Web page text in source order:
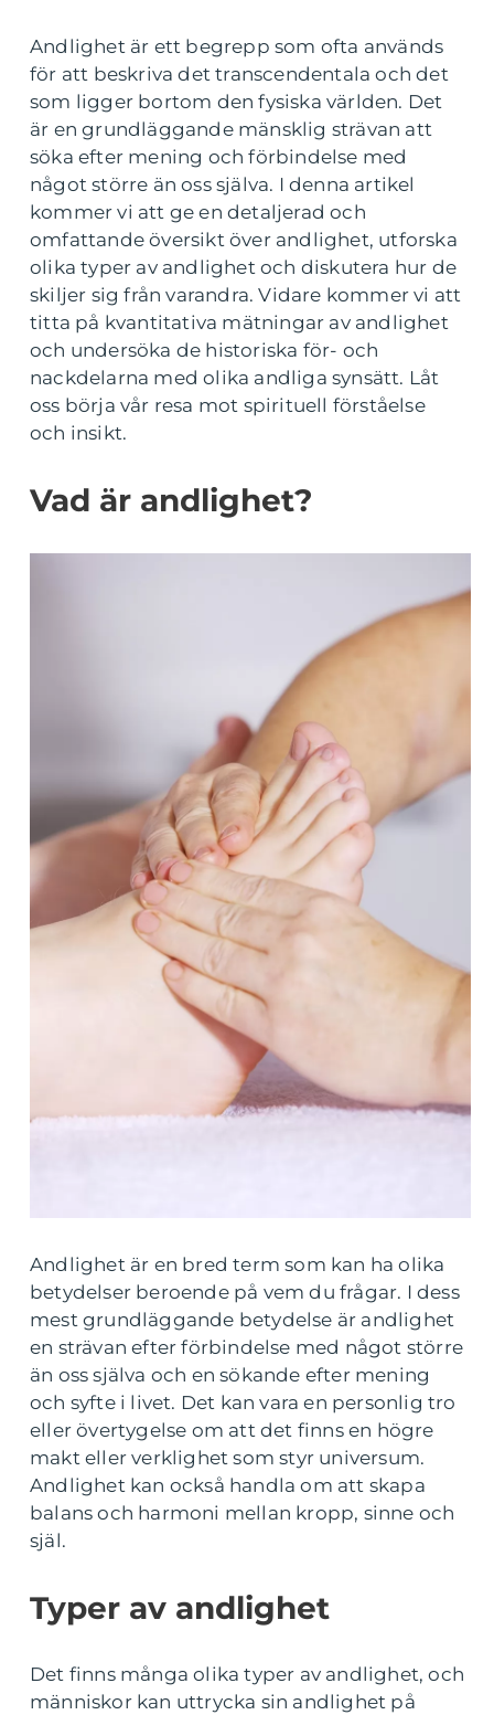
Andlighet är ett begrepp som ofta används
för att beskriva det transcendentala och det
som ligger bortom den fysiska världen. Det
är en grundläggande mänsklig strävan att
söka efter mening och förbindelse med
något större än oss själva. I denna artikel
kommer vi att ge en detaljerad och
omfattande översikt över andlighet, utforska
olika typer av andlighet och diskutera hur de
skiljer sig från varandra. Vidare kommer vi att
titta på kvantitativa mätningar av andlighet
och undersöka de historiska för- och
nackdelarna med olika andliga synsätt. Låt
oss börja vår resa mot spirituell förståelse
och insikt.
Vad är andlighet?
Andlighet är en bred term som kan ha olika
betydelser beroende på vem du frågar. I dess
mest grundläggande betydelse är andlighet
en strävan efter förbindelse med något större
än oss själva och en sökande efter mening
och syfte i livet. Det kan vara en personlig tro
eller övertygelse om att det finns en högre
makt eller verklighet som styr universum.
Andlighet kan också handla om att skapa
balans och harmoni mellan kropp, sinne och
själ.
Typer av andlighet
Det finns många olika typer av andlighet, och
människor kan uttrycka sin andlighet på